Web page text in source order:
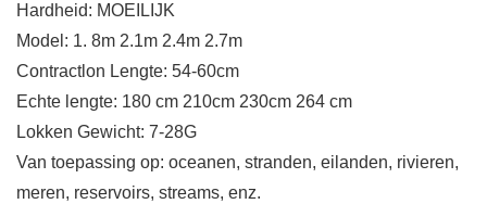
Hardheid: MOEILIJK
Model: 1. 8m 2.1m 2.4m 2.7m
Contractlon Lengte: 54-60cm
Echte lengte: 180 cm 210cm 230cm 264 cm
Lokken Gewicht: 7-28G
Van toepassing op: oceanen, stranden, eilanden, rivieren,
meren, reservoirs, streams, enz.